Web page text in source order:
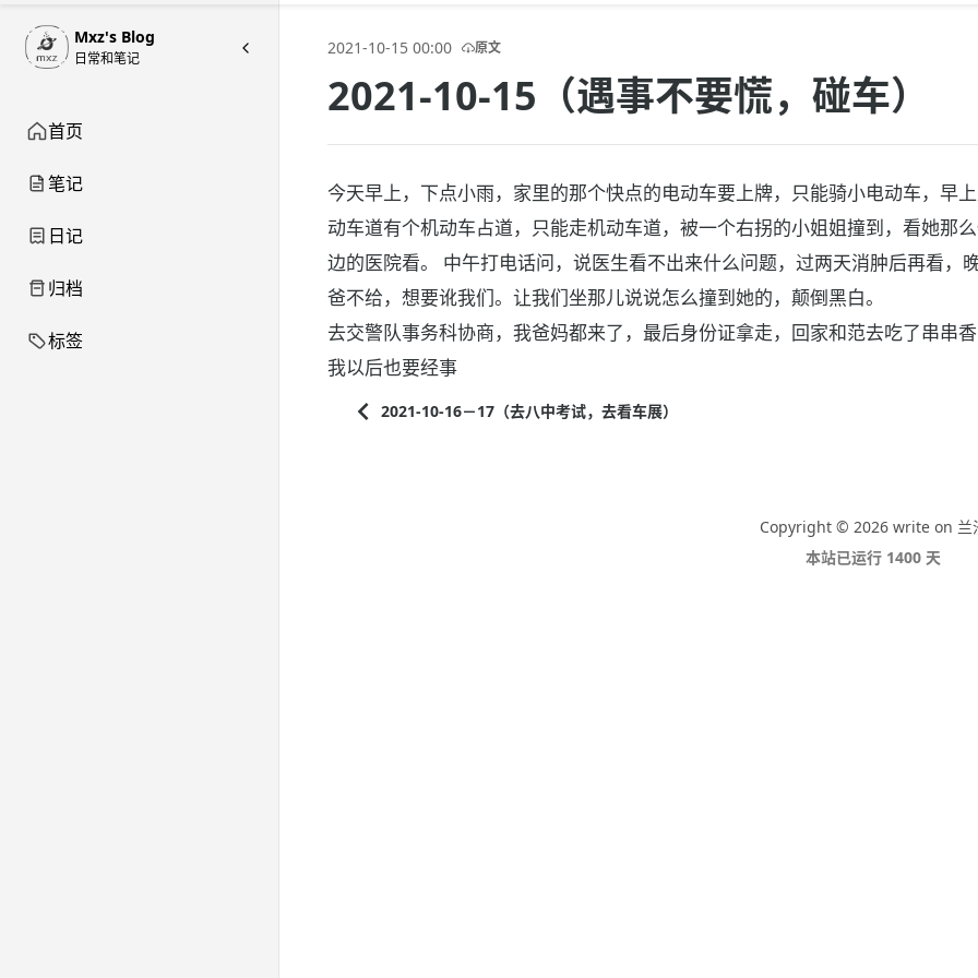
2021-10-15 00:00 原文
2021-10-15（遇事不要慌，碰车）
今天早上，下点小雨，家里的那个快点的电动车要上牌，只能骑小电动车，早
动车道有个机动车占道，只能走机动车道，被一个右拐的小姐姐撞到，看她那
边的医院看。 中午打电话问，说医生看不出来什么问题，过两天消肿后再看
爸不给，想要讹我们。让我们坐那儿说说怎么撞到她的，颠倒黑白。
去交警队事务科协商，我爸妈都来了，最后身份证拿走，回家和范去吃了串串
我以后也要经事
2021-10-16－17（去八中考试，去看车展）
Copyright © 2026 write on 兰
本站已运行 1400 天
Mxz's Blog
日常和笔记
首页
笔记
日记
归档
标签